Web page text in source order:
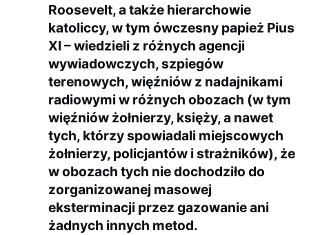
Roosevelt, a także hierarchowie
katoliccy, w tym ówczesny papież Pius
XI – wiedzieli z różnych agencji
wywiadowczych, szpiegów
terenowych, więźniów z nadajnikami
radiowymi w różnych obozach (w tym
więźniów żołnierzy, księży, a nawet
tych, którzy spowiadali miejscowych
żołnierzy, policjantów i strażników), że
w obozach tych nie dochodziło do
zorganizowanej masowej
eksterminacji przez gazowanie ani
żadnych innych metod.